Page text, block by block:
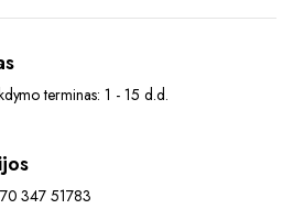
terminas: 1 - 15 d.d.
347 51783